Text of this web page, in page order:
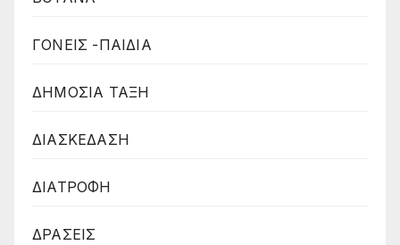
ΓΟΝΕΙΣ -ΠΑΙΔΙΑ
ΔΗΜΟΣΙΑ ΤΑΞΗ
ΔΙΑΣΚΕΔΑΣΗ
ΔΙΑΤΡΟΦΗ
ΔΡΑΣΕΙΣ